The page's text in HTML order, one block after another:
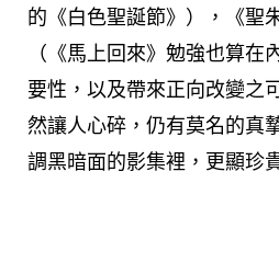
的《白色聖誕節》），《聖
（《馬上回來》勉強也算在
要性，以及帶來正向改變之
然讓人心碎，仍有莫名的真
調黑暗面的影集裡，更顯珍